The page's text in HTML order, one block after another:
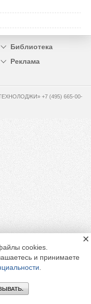
Библиотека
Реклама
+7 (495) 665-00-
cookies.
и принимаете
×